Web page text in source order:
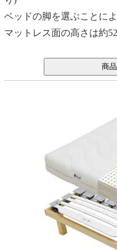
ベッドの脚を選ぶことによ
マットレス面の高さは約